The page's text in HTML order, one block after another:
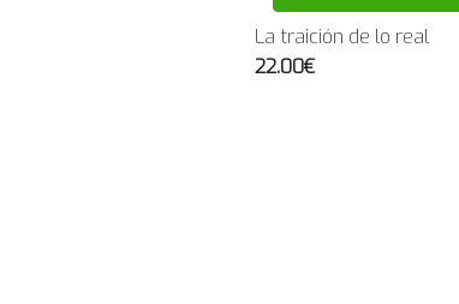
La traición de lo real
22.00€